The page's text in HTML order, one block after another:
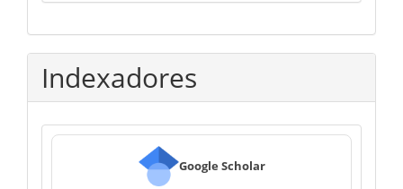
Indexadores
Google Scholar